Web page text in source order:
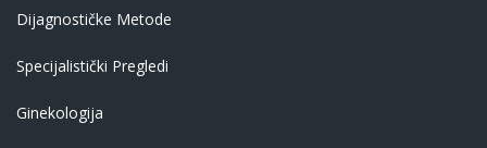
Dijagnostičke Metode
Specijalistički Pregledi
Ginekologija